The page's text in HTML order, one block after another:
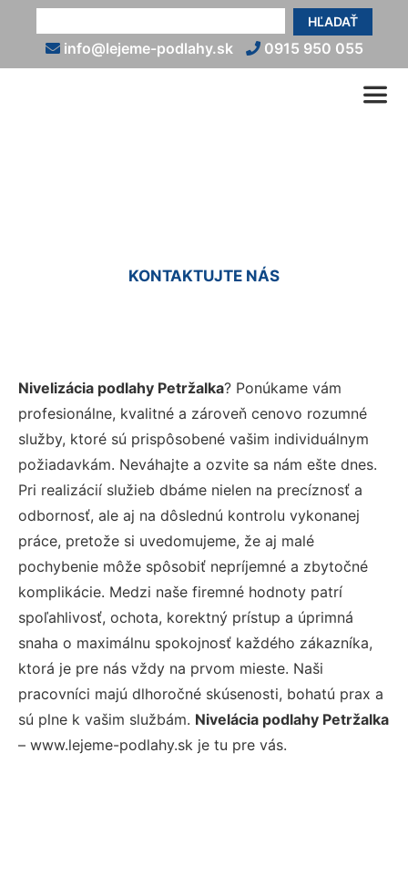
HĽADAŤ
info@lejeme-podlahy.sk 0915 950 055
KONTAKTUJTE NÁS
Nivelizácia podlahy Petržalka? Ponúkame vám
profesionálne, kvalitné a zároveň cenovo rozumné
služby, ktoré sú prispôsobené vašim individuálnym
požiadavkám. Neváhajte a ozvite sa nám ešte dnes.
Pri realizácií služieb dbáme nielen na precíznosť a
odbornosť, ale aj na dôslednú kontrolu vykonanej
práce, pretože si uvedomujeme, že aj malé
pochybenie môže spôsobiť nepríjemné a zbytočné
komplikácie. Medzi naše firemné hodnoty patrí
spoľahlivosť, ochota, korektný prístup a úprimná
snaha o maximálnu spokojnosť každého zákazníka,
ktorá je pre nás vždy na prvom mieste. Naši
pracovníci majú dlhoročné skúsenosti, bohatú prax a
sú plne k vašim službám. Nivelácia podlahy Petržalka
– www.lejeme-podlahy.sk je tu pre vás.